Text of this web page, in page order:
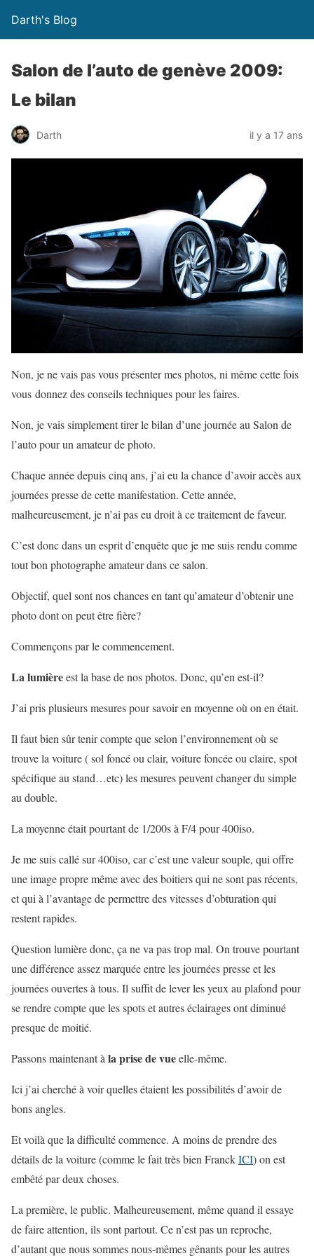
Darth's Blog
Salon de l’auto de genève 2009:
Le bilan
Darth il y a 17 ans
Non, je ne vais pas vous présenter mes photos, ni même cette fois
vous donnez des conseils techniques pour les faires.
Non, je vais simplement tirer le bilan d’une journée au Salon de
l’auto pour un amateur de photo.
Chaque année depuis cinq ans, j’ai eu la chance d’avoir accès aux
journées presse de cette manifestation. Cette année,
malheureusement, je n’ai pas eu droit à ce traitement de faveur.
C’est donc dans un esprit d’enquête que je me suis rendu comme
tout bon photographe amateur dans ce salon.
Objectif, quel sont nos chances en tant qu’amateur d’obtenir une
photo dont on peut être fière?
Commençons par le commencement.
La lumièreest la base de nos photos. Donc, qu’en est-il?
J’ai pris plusieurs mesures pour savoir en moyenne où on en était.
Il faut bien sûr tenir compte que selon l’environnement où se
trouve la voiture ( sol foncé ou clair, voiture foncée ou claire, spot
spécifique au stand…etc) les mesures peuvent changer du simple
au double.
La moyenne était pourtant de 1/200s à F/4 pour 400iso.
Je me suis callé sur 400iso, car c’est une valeur souple, qui offre
une image propre même avec des boitiers qui ne sont pas récents,
et qui à l’avantage de permettre des vitesses d’obturation qui
restent rapides.
Question lumière donc, ça ne va pas trop mal. On trouve pourtant
une différence assez marquée entre les journées presse et les
journées ouvertes à tous. Il suffit de lever les yeux au plafond pour
se rendre compte que les spots et autres éclairages ont diminué
presque de moitié.
Passons maintenant à la prise de vueelle-même.
Ici j’ai cherché à voir quelles étaient les possibilités d’avoir de
bons angles.
Et voilà que la difficulté commence. A moins de prendre des
détails de la voiture (comme le fait très bien FranckICI) on est
embêté par deux choses.
La première, le public. Malheureusement, même quand il essaye
de faire attention, ils sont partout. Ce n’est pas un reproche,
d’autant que nous sommes nous-mêmes gênants pour les autres